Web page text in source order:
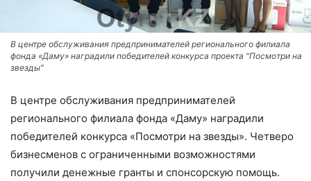
В центре обслуживания предпринимателей регионального филиала
фонда «Даму» наградили победителей конкурса проекта "Посмотри на
звезды"
В центре обслуживания предпринимателей
регионального филиала фонда «Даму» наградили
победителей конкурса «Посмотри на звезды». Четверо
бизнесменов с ограниченными возможностями
получили денежные гранты и спонсорскую помощь.